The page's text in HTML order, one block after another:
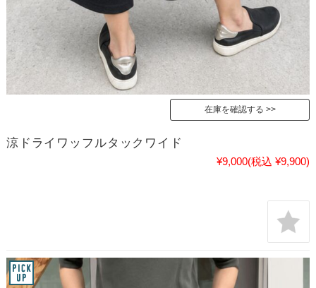
在庫を確認する
涼ドライワッフルタックワイド
¥9,000(税込 ¥9,900)